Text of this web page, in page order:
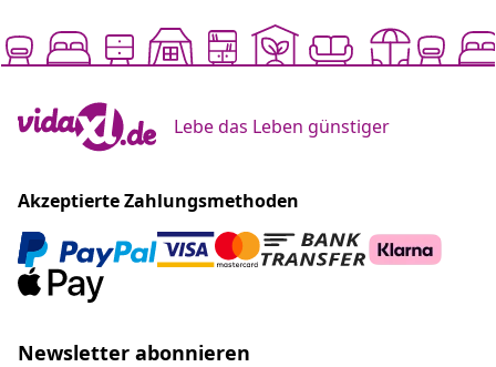
Lebe das Leben günstiger
Akzeptierte Zahlungsmethoden
Newsletter abonnieren